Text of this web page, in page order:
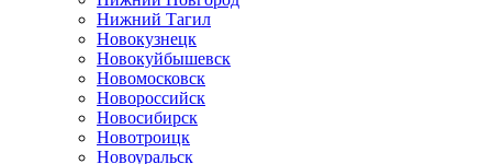
Нижний Тагил
Новокузнецк
Новокуйбышевск
Новомосковск
Новороссийск
Новосибирск
Новотроицк
Новоуральск